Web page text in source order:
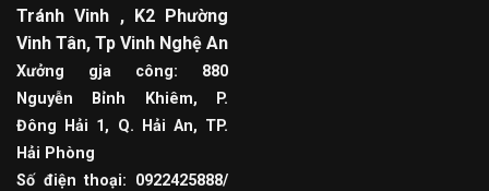
Tránh Vinh , K2 Phường
Vinh Tân, Tp Vinh Nghệ An
Xưởng gja công: 880
Nguyễn Bỉnh Khiêm, P.
Đông Hải 1, Q. Hải An, TP.
Hải Phòng
Số điện thoại: 0922425888/